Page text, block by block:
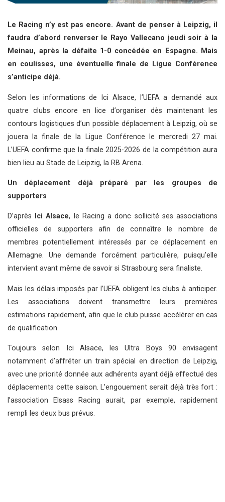
Le Racing n’y est pas encore. Avant de penser à Leipzig, il
faudra d’abord renverser le Rayo Vallecano jeudi soir à la
Meinau, après la défaite 1-0 concédée en Espagne. Mais
en coulisses, une éventuelle finale de Ligue Conférence
s’anticipe déjà.
Selon les informations de Ici Alsace, l’UEFA a demandé aux
quatre clubs encore en lice d’organiser dès maintenant les
contours logistiques d’un possible déplacement à Leipzig, où se
jouera la finale de la Ligue Conférence le mercredi 27 mai.
L’UEFA confirme que la finale 2025-2026 de la compétition aura
bien lieu au Stade de Leipzig, la RB Arena.
Un déplacement déjà préparé par les groupes de
supporters
D’après Ici Alsace, le Racing a donc sollicité ses associations
officielles de supporters afin de connaître le nombre de
membres potentiellement intéressés par ce déplacement en
Allemagne. Une demande forcément particulière, puisqu’elle
intervient avant même de savoir si Strasbourg sera finaliste.
Mais les délais imposés par l’UEFA obligent les clubs à anticiper.
Les associations doivent transmettre leurs premières
estimations rapidement, afin que le club puisse accélérer en cas
de qualification.
Toujours selon Ici Alsace, les Ultra Boys 90 envisagent
notamment d’affréter un train spécial en direction de Leipzig,
avec une priorité donnée aux adhérents ayant déjà effectué des
déplacements cette saison. L’engouement serait déjà très fort :
l’association Elsass Racing aurait, par exemple, rapidement
rempli les deux bus prévus.